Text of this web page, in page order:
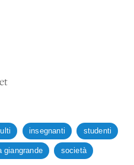
insegnanti studenti
giangrande società